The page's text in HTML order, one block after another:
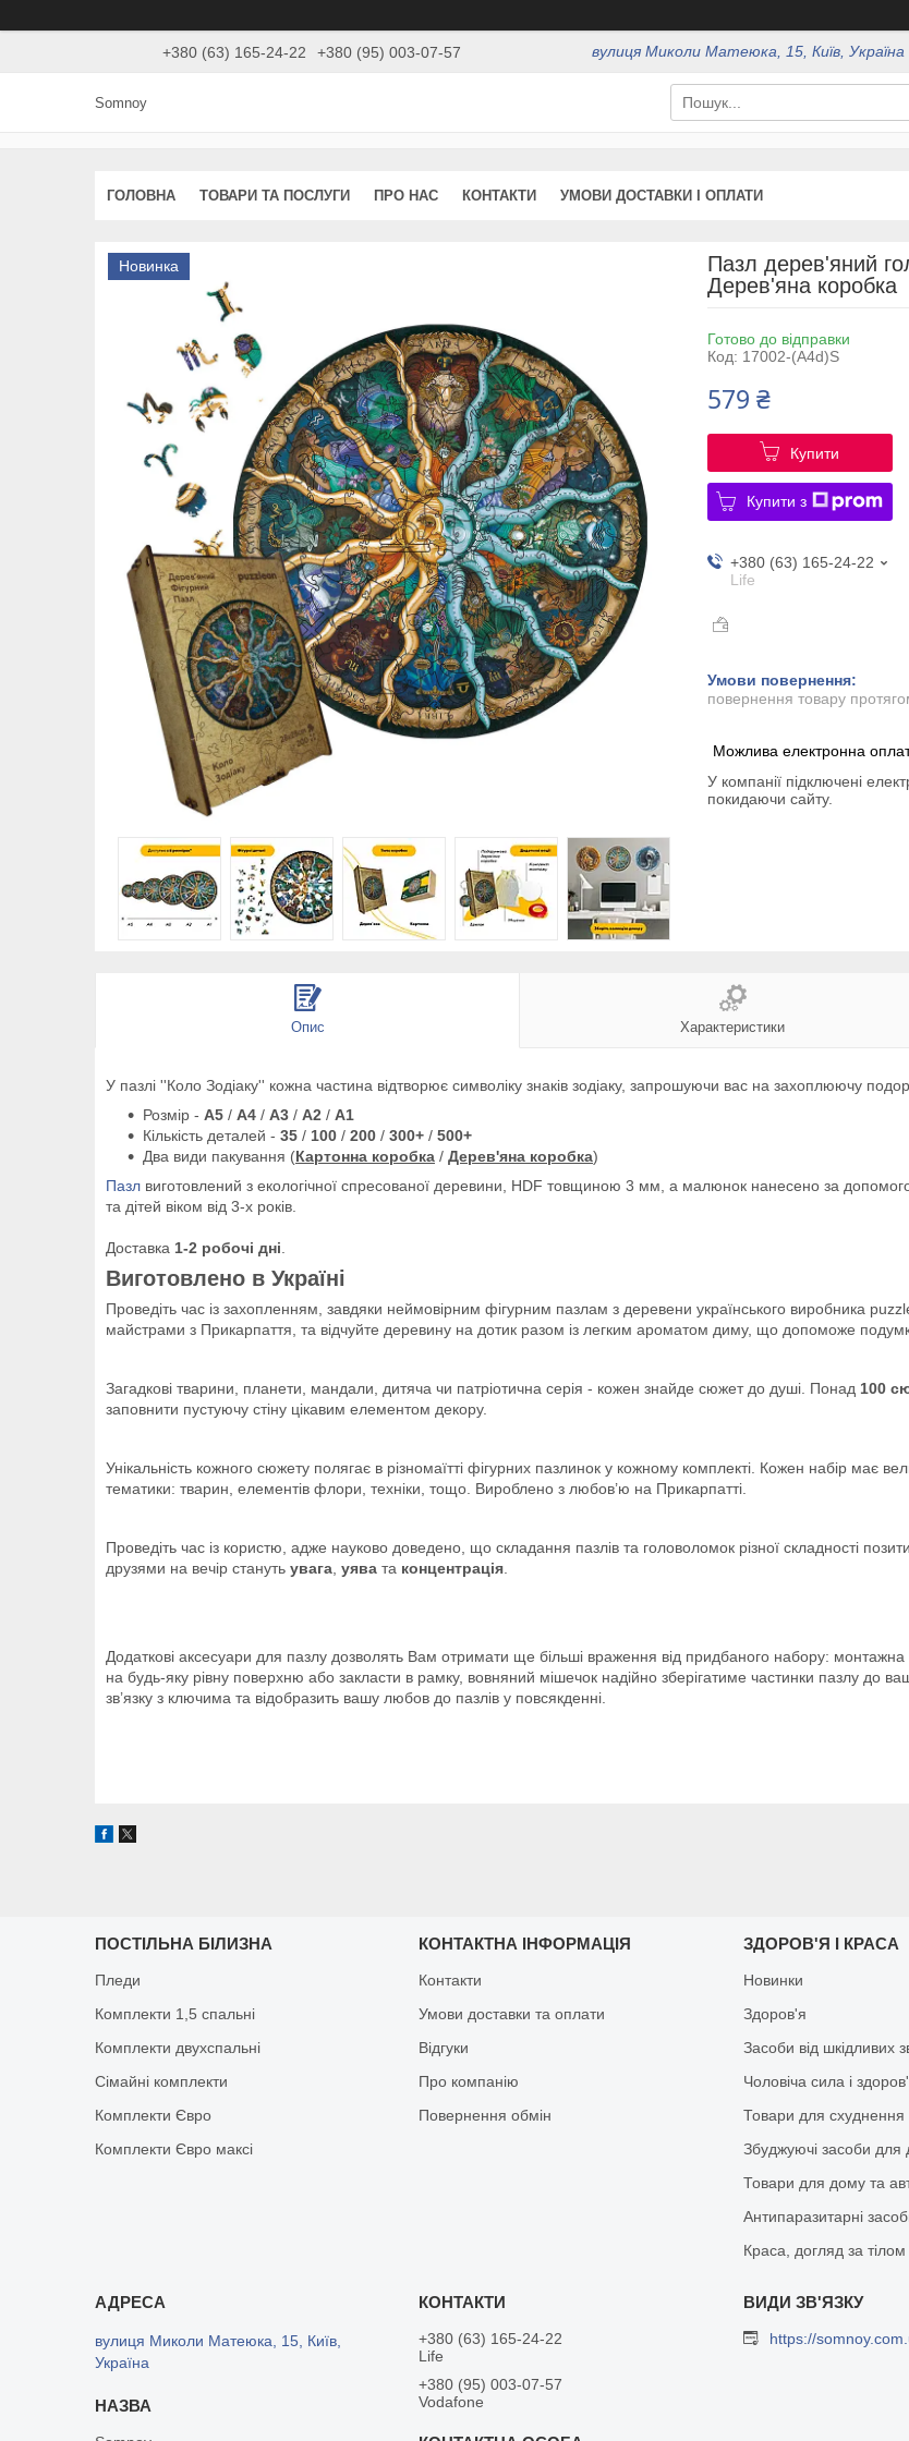
+380 (63) 165-24-22 +380 (95) 003-07-57 вулиця Миколи Матеюка, 15, Київ, Україна
Somnoy
ГОЛОВНА ТОВАРИ ТА ПОСЛУГИ ПРО НАС КОНТАКТИ УМОВИ ДОСТАВКИ І ОПЛАТИ
Новинка
Пазл дерев'яний
Дерев'яна коробка
Готово до відправки
Код: 17002-(A4d)S
579 ₴
Купити
Купити з
+380 (63) 165-24-22
Life
повернення товару
У компанії підключені
покидаючи сайту.
Опис Характеристики
У пазлі ''Коло Зодіаку'' кожна частина відтворює символіку знаків зодіаку, запрошуючи вас на захоплюючу
Розмір - A5 / A4 / A3 / A2 / A1
Кількість деталей - 35 / 100 / 200 / 300+ / 500+
Два види пакування (Картонна коробка / Дерев'яна коробка)
Пазл виготовлений з екологічної спресованої деревини, HDF товщиною 3 мм, а малюнок нанесено за
та дітей віком від 3-х років.
Доставка 1-2 робочі дні
Виготовлено в Україні
Проведіть час із захопленням, завдяки неймовірним фігурним пазлам з деревени українського виробника
майстрами з Прикарпаття, та відчуйте деревину на дотик разом із легким ароматом диму, що допоможе
Загадкові тварини, планети, мандали, дитяча чи патріотична серія - кожен знайде сюжет до душі. Понад 100
заповнити пустуючу стіну цікавим елементом декору.
Унікальність кожного сюжету полягає в різномаїтті фігурних пазлинок у кожному комплекті. Кожен набір має
тематики: тварин, елементів флори, техніки, тощо. Вироблено з любов’ю на Прикарпатті.
Проведіть час із користю, адже науково доведено, що складання пазлів та головоломок різної складності
друзями на вечір стануть увага уява та концентрація
Додаткові аксесуари для пазлу дозволять Вам отримати ще більші враження від придбаного набору: монтажна
на будь-яку рівну поверхню або закласти в рамку, вовняний мішечок надійно зберігатиме частинки пазлу до
зв’язку з ключима та відобразить вашу любов до пазлів у повсякденні.
ПОСТІЛЬНА БІЛИЗНА
Пледи
Комплекти 1,5 спальні
Комплекти двухспальні
Сімайні комплекти
Комплекти Євро
Комплекти Євро максі
КОНТАКТНА ІНФОРМАЦІЯ
Контакти
Умови доставки та оплати
Відгуки
Про компанію
Повернення обмін
ЗДОРОВ'Я І КРАСА
Новинки
Здоров'я
Засоби від шкідливих
Чоловіча сила і
Товари для схуднення
Збуджуючі засоби для
Товари для дому та
Антипаразитарні
Краса, догляд за
вулиця Миколи Матеюка, 15, Київ,
Україна
+380 (63) 165-24-22
Life
+380 (95) 003-07-57
Vodafone
https://